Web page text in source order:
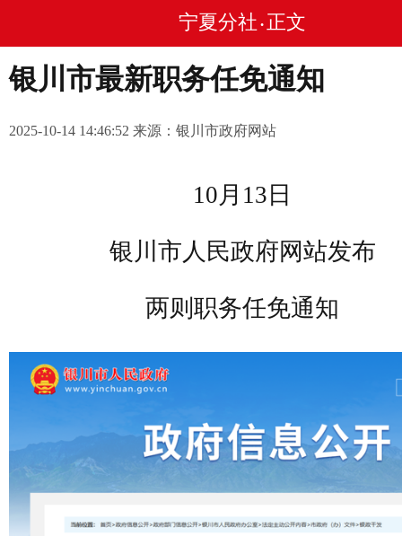
宁夏分社 • 正文
银川市最新职务任免通知
2025-10-14 14:46:52 来源：银川市政府网站
10月13日
银川市人民政府网站发布
两则职务任免通知